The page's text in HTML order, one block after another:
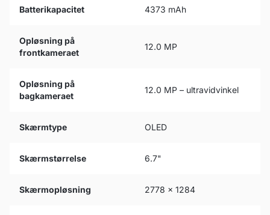
Batterikapacitet 4373 mAh
Opløsning på
frontkameraet
12.0 MP
Opløsning på
bagkameraet
12.0 MP – ultravidvinkel
Skærmtype OLED
Skærmstørrelse 6.7"
Skærmopløsning 2778 x 1284